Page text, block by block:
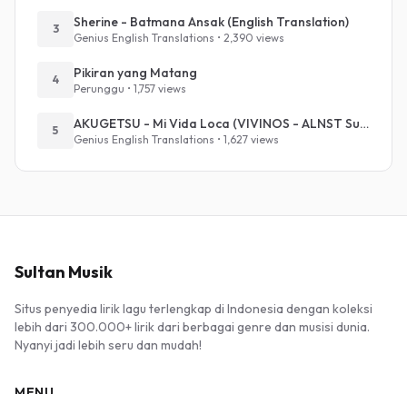
3 Sherine - Batmana Ansak (English Translation)
Genius English Translations • 2,390 views
4 Pikiran yang Matang
Perunggu • 1,757 views
5 AKUGETSU - Mi Vida Loca (VIVINOS - ALNST Sub : Till Part.1)
Genius English Translations • 1,627 views
Sultan Musik
Situs penyedia lirik lagu terlengkap di Indonesia dengan koleksi
lebih dari 300.000+ lirik dari berbagai genre dan musisi dunia.
Nyanyi jadi lebih seru dan mudah!